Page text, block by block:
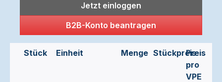
Jetzt einloggen
B2B-Konto beantragen
Stück Einheit Menge StückpreisPreis
pro
VPE